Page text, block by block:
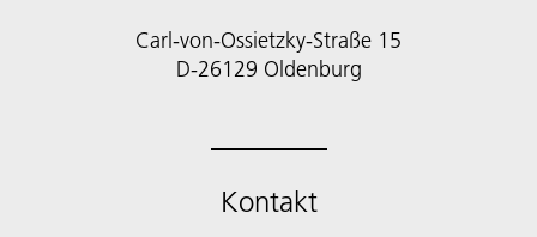
Carl-von-Ossietzky-Straße 15
D-26129 Oldenburg
Kontakt